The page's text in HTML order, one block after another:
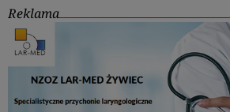
Reklama